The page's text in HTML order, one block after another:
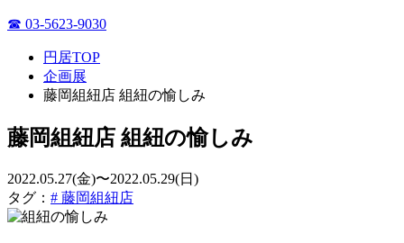
☎ 03-5623-9030
円居TOP
企画展
藤岡組紐店 組紐の愉しみ
藤岡組紐店 組紐の愉しみ
2022.05.27(金)〜2022.05.29(日)
タグ： # 藤岡組紐店